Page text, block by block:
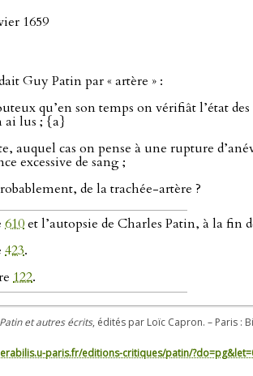
1659
Guy Patin par « artère » :
qu’en son temps on vérifiât l’état
ai lus ; {a}
auquel cas on pense à une rupture
excessive de sang ;
de la trachée-artère ?
610et l’autopsie de Charles Patin, à la fin
423.
122.
et autres écrits, édités par Loïc Capron. – Paris :
paris.fr/editions-critiques/patin/